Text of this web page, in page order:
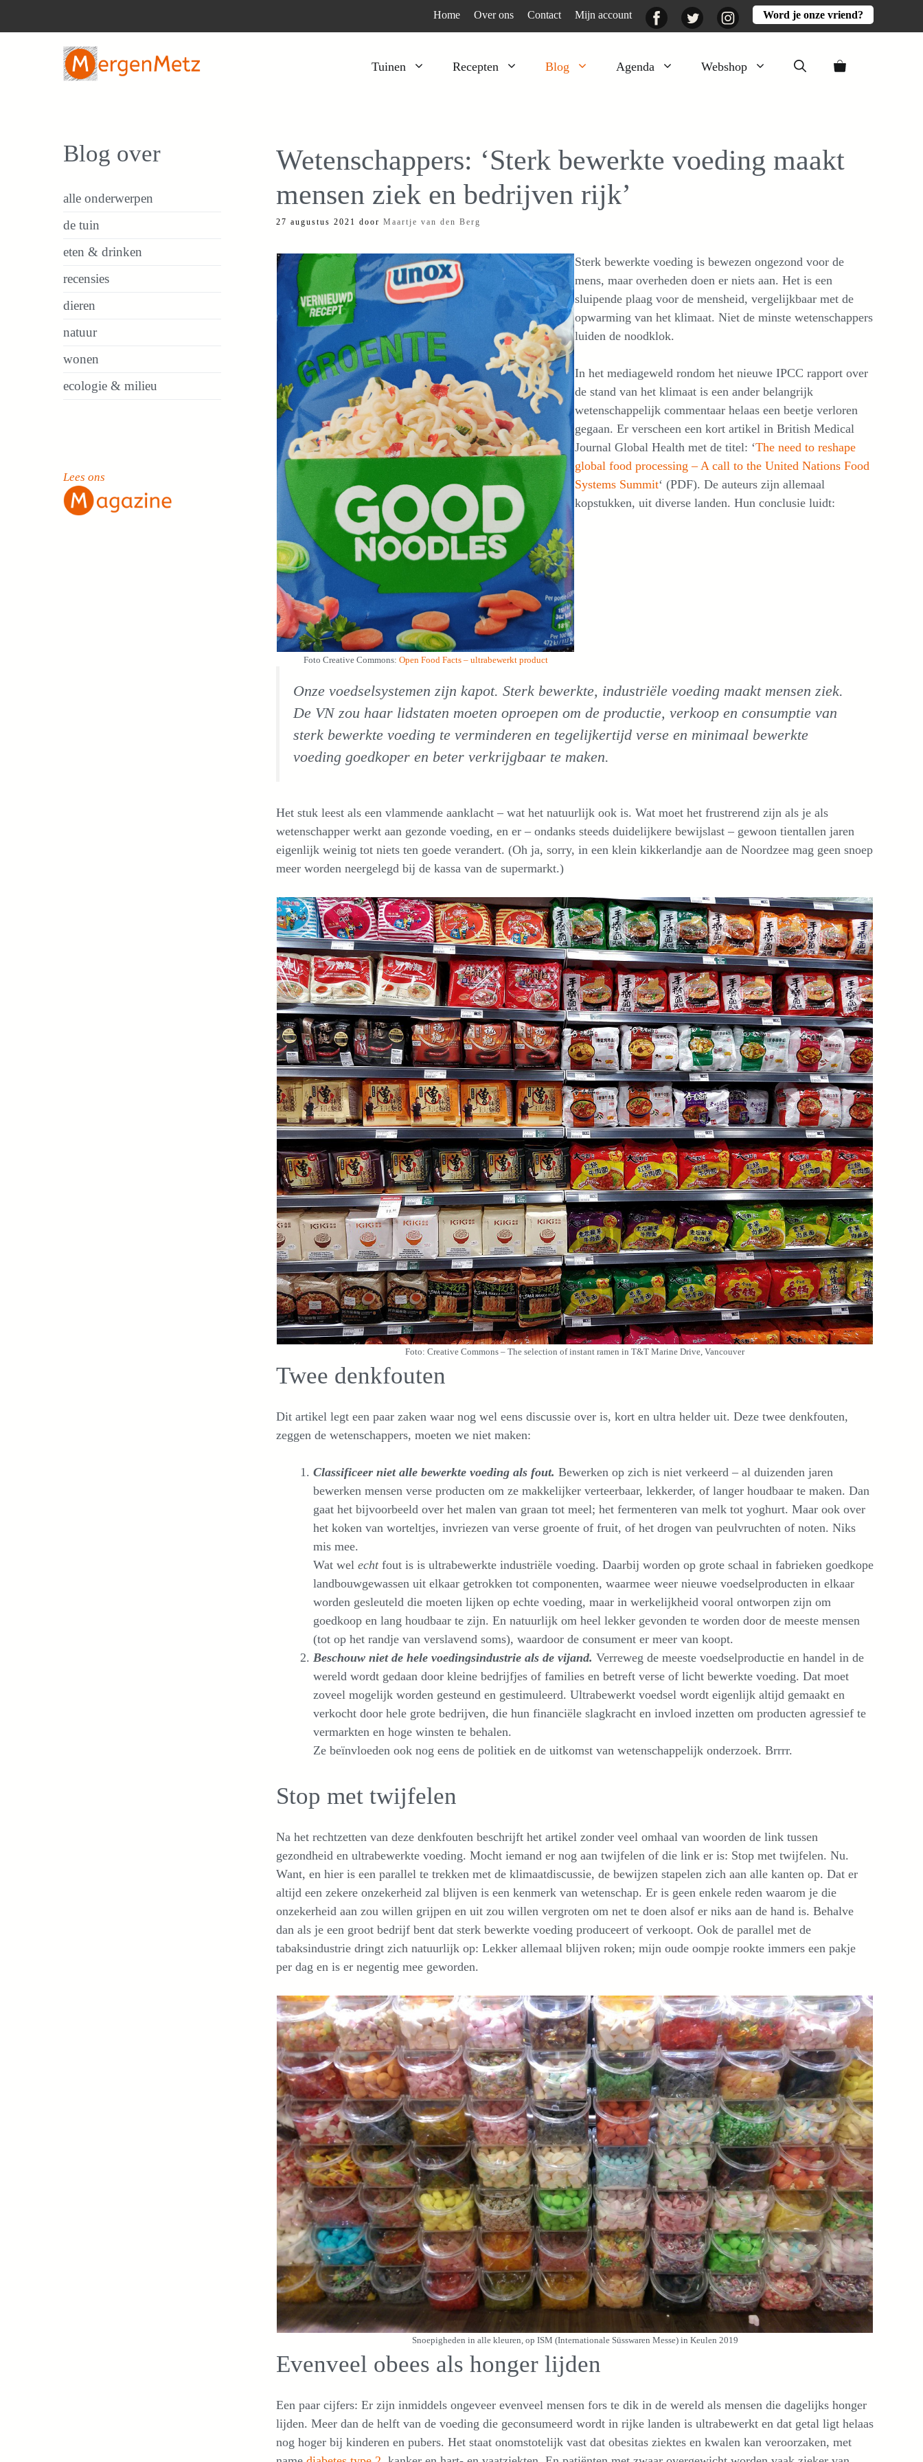
Home Over ons Contact Mijn account FacebookTwitter InstagramWord je onze vriend?
Tuinen Recepten Blog Agenda Webshop
Kruiden
Moestuin
Verfplanten
Peulgroenten
Tomaten
Bladgroenten
Activiteiten
Wetenschappers: ‘Sterk bewerkte voeding maakt
mensen ziek en bedrijven rijk’
27 augustus 2021 door Maartje van den Berg
Foto Creative Commons: Open Food Facts – ultrabewerkt product
Sterk bewerkte voeding is bewezen ongezond voor de
mens, maar overheden doen er niets aan. Het is een
sluipende plaag voor de mensheid, vergelijkbaar met de
opwarming van het klimaat. Niet de minste wetenschappers
luiden de noodklok.
In het mediageweld rondom het nieuwe IPCC rapport over
de stand van het klimaat is een ander belangrijk
wetenschappelijk commentaar helaas een beetje verloren
gegaan. Er verscheen een kort artikel in British Medical
Journal Global Health met de titel: ‘The need to reshape
global food processing – A call to the United Nations Food
Systems Summit‘ (PDF). De auteurs zijn allemaal
kopstukken, uit diverse landen. Hun conclusie luidt:
Onze voedselsystemen zijn kapot. Sterk bewerkte, industriële voeding maakt mensen ziek.
De VN zou haar lidstaten moeten oproepen om de productie, verkoop en consumptie van
sterk bewerkte voeding te verminderen en tegelijkertijd verse en minimaal bewerkte
voeding goedkoper en beter verkrijgbaar te maken.
Het stuk leest als een vlammende aanklacht – wat het natuurlijk ook is. Wat moet het frustrerend zijn als je als
wetenschapper werkt aan gezonde voeding, en er – ondanks steeds duidelijkere bewijslast – gewoon tientallen jaren
eigenlijk weinig tot niets ten goede verandert. (Oh ja, sorry, in een klein kikkerlandje aan de Noordzee mag geen snoep
meer worden neergelegd bij de kassa van de supermarkt.)
Foto: Creative Commons – The selection of instant ramen in T&T Marine Drive, Vancouver
Twee denkfouten
Dit artikel legt een paar zaken waar nog wel eens discussie over is, kort en ultra helder uit. Deze twee denkfouten,
zeggen de wetenschappers, moeten we niet maken:
Classificeer niet alle bewerkte voeding als fout. Bewerken op zich is niet verkeerd – al duizenden jaren
bewerken mensen verse producten om ze makkelijker verteerbaar, lekkerder, of langer houdbaar te maken. Dan
gaat het bijvoorbeeld over het malen van graan tot meel; het fermenteren van melk tot yoghurt. Maar ook over
het koken van worteltjes, invriezen van verse groente of fruit, of het drogen van peulvruchten of noten. Niks
mis mee.
Wat wel echt fout is is ultrabewerkte industriële voeding. Daarbij worden op grote schaal in fabrieken goedkope
landbouwgewassen uit elkaar getrokken tot componenten, waarmee weer nieuwe voedselproducten in elkaar
worden gesleuteld die moeten lijken op echte voeding, maar in werkelijkheid vooral ontworpen zijn om
goedkoop en lang houdbaar te zijn. En natuurlijk om heel lekker gevonden te worden door de meeste mensen
(tot op het randje van verslavend soms), waardoor de consument er meer van koopt.
Beschouw niet de hele voedingsindustrie als de vijand. Verreweg de meeste voedselproductie en handel in de
wereld wordt gedaan door kleine bedrijfjes of families en betreft verse of licht bewerkte voeding. Dat moet
zoveel mogelijk worden gesteund en gestimuleerd. Ultrabewerkt voedsel wordt eigenlijk altijd gemaakt en
verkocht door hele grote bedrijven, die hun financiële slagkracht en invloed inzetten om producten agressief te
vermarkten en hoge winsten te behalen.
Ze beïnvloeden ook nog eens de politiek en de uitkomst van wetenschappelijk onderzoek. Brrrr.
Stop met twijfelen
Na het rechtzetten van deze denkfouten beschrijft het artikel zonder veel omhaal van woorden de link tussen
gezondheid en ultrabewerkte voeding. Mocht iemand er nog aan twijfelen of die link er is: Stop met twijfelen. Nu.
Want, en hier is een parallel te trekken met de klimaatdiscussie, de bewijzen stapelen zich aan alle kanten op. Dat er
altijd een zekere onzekerheid zal blijven is een kenmerk van wetenschap. Er is geen enkele reden waarom je die
onzekerheid aan zou willen grijpen en uit zou willen vergroten om net te doen alsof er niks aan de hand is. Behalve
dan als je een groot bedrijf bent dat sterk bewerkte voeding produceert of verkoopt. Ook de parallel met de
tabaksindustrie dringt zich natuurlijk op: Lekker allemaal blijven roken; mijn oude oompje rookte immers een pakje
per dag en is er negentig mee geworden.
Snoepigheden in alle kleuren, op ISM (Internationale Süsswaren Messe) in Keulen 2019
Evenveel obees als honger lijden
Een paar cijfers: Er zijn inmiddels ongeveer evenveel mensen fors te dik in de wereld als mensen die dagelijks honger
lijden. Meer dan de helft van de voeding die geconsumeerd wordt in rijke landen is ultrabewerkt en dat getal ligt helaas
nog hoger bij kinderen en pubers. Het staat onomstotelijk vast dat obesitas ziektes en kwalen kan veroorzaken, met
Blog over
alle onderwerpen
de tuin
eten & drinken
recensies
dieren
natuur
wonen
ecologie & milieu
Lees ons